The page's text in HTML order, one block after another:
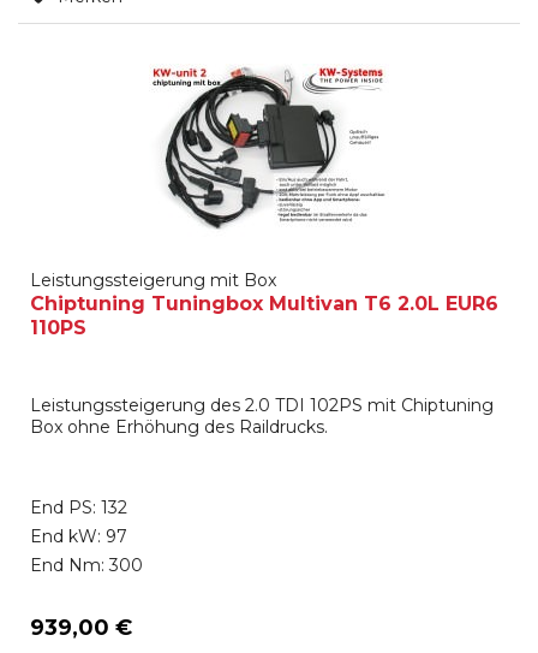
Leistungssteigerung mit Box
Chiptuning Tuningbox Multivan T6 2.0L EUR6
110PS
Leistungssteigerung des 2.0 TDI 102PS mit Chiptuning
Box ohne Erhöhung des Raildrucks.
End PS: 132
End kW: 97
End Nm: 300
939,00 €